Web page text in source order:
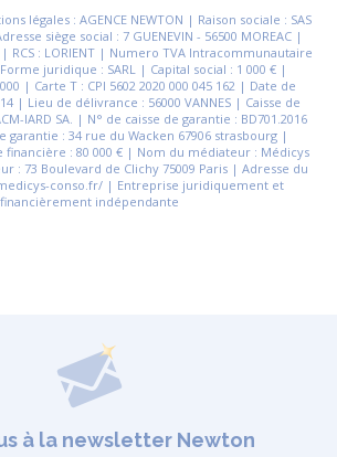
légales : AGENCE NEWTON | Raison sociale : SAS
siège social : 7 GUENEVIN - 56500 MOREAC |
| RCS : LORIENT | Numero TVA Intracommunautaire
Forme juridique : SARL | Capital social : 1 000 € |
| Carte T : CPI 5602 2020 000 045 162 | Date de
| Lieu de délivrance : 56000 VANNES | Caisse de
IARD SA. | N° de caisse de garantie : BD701.2016
garantie : 34 rue du Wacken 67906 strasbourg |
financière : 80 000 € | Nom du médiateur : Médicys
: 73 Boulevard de Clichy 75009 Paris | Adresse du
conso.fr/ | Entreprise juridiquement et
financièrement indépendante
à la newsletter Newton